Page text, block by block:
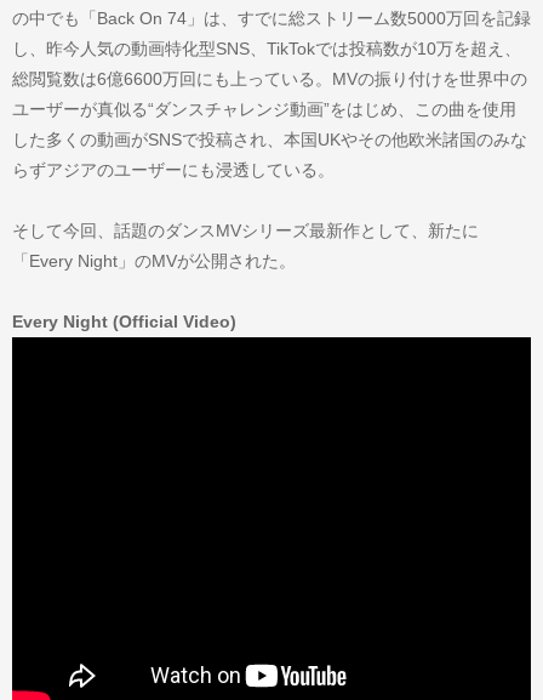
の中でも「Back On 74」は、すでに総ストリーム数5000万回を記録
し、昨今人気の動画特化型SNS、TikTokでは投稿数が10万を超え、
総閲覧数は6億6600万回にも上っている。MVの振り付けを世界中の
ユーザーが真似る“ダンスチャレンジ動画”をはじめ、この曲を使用
した多くの動画がSNSで投稿され、本国UKやその他欧米諸国のみな
らずアジアのユーザーにも浸透している。
そして今回、話題のダンスMVシリーズ最新作として、新たに
「Every Night」のMVが公開された。
Every Night (Official Video)